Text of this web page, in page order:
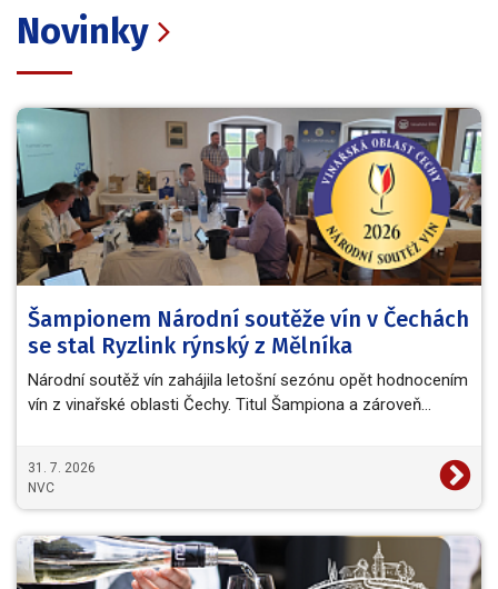
Novinky
Šampionem Národní soutěže vín v Čechách
se stal Ryzlink rýnský z Mělníka
Národní soutěž vín zahájila letošní sezónu opět hodnocením
vín z vinařské oblasti Čechy. Titul Šampiona a zároveň…
31. 7. 2026
NVC